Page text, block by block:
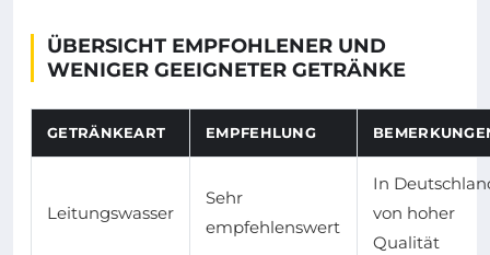
ÜBERSICHT EMPFOHLENER UND
WENIGER GEEIGNETER GETRÄNKE
GETRÄNKEART EMPFEHLUNG
Leitungswasser
Sehr
empfehlenswert
In
von hoher
Qualität